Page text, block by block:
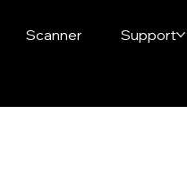
Scanner Support